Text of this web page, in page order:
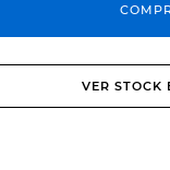
VER STOCK